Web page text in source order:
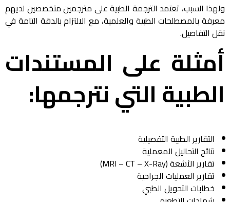
ولهذا السبب، تعتمد الترجمة الطبية على مترجمين متخصصين لديهم
معرفة بالمصطلحات الطبية والعلمية، مع الالتزام بالدقة التامة في
نقل التفاصيل.
أمثلة على المستندات
الطبية التي نترجمها:
التقارير الطبية التفصيلية
نتائج التحاليل المعملية
تقارير الأشعة (MRI – CT – X-Ray)
تقارير العمليات الجراحية
خطابات التحويل الطبي